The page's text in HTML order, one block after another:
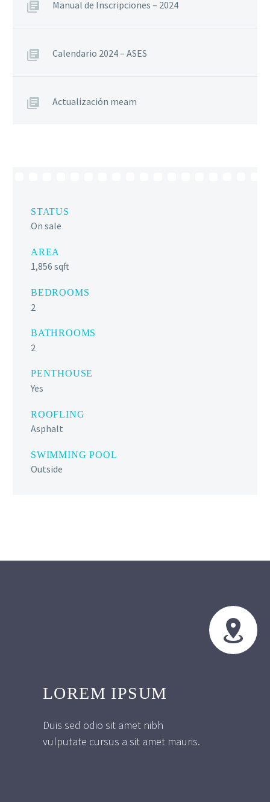
Manual de Inscripciones – 2024
Calendario 2024 – ASES
Actualización meam
STATUS
On sale
AREA
1,856 sqft
BEDROOMS
2
BATHROOMS
2
PENTHOUSE
Yes
ROOFLING
Asphalt
SWIMMING POOL
Outside


LOREM IPSUM
Duis sed odio sit amet nibh
vulputate cursus a sit amet mauris.